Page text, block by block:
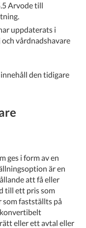
Arvode till
uppdaterats i
vårdnadshavare
den tidigare
ges i form av en
är en
att få eller
till ett pris som
som fastställts på
eller ett avtal eller